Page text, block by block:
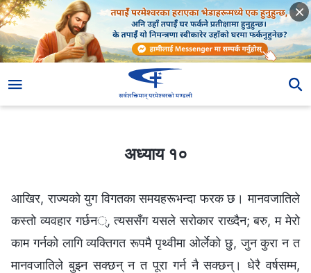
अध्याय १०
आखिर, राज्यको युग विगतका समयहरूभन्दा फरक छ। मानवजातिले
कस्तो व्यवहार गर्छन्, त्यससँग यसले सरोकार राख्दैन; बरु, म मेरो
काम गर्नको लागि व्यक्तिगत रूपमै पृथ्वीमा ओर्लेको छु, जुन कुरा न त
मानवजातिले बुझ्‍न सक्छन् न त पूरा गर्न नै सक्छन्। धेरै वर्षसम्‍म,